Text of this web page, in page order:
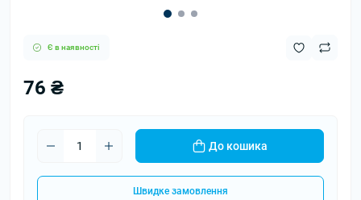
Є в наявності
76 ₴
До кошика
Швидке замовлення